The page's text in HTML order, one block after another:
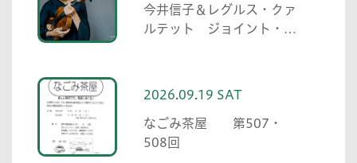
今井信子＆レグルス・クァ
ルテット ジョイント・コ
2026.09.19 SAT
なごみ茶屋 第507・
508回